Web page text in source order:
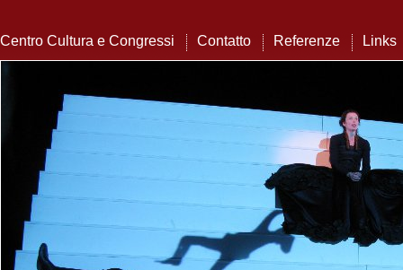
Centro Cultura e Congressi Contatto Referenze Links